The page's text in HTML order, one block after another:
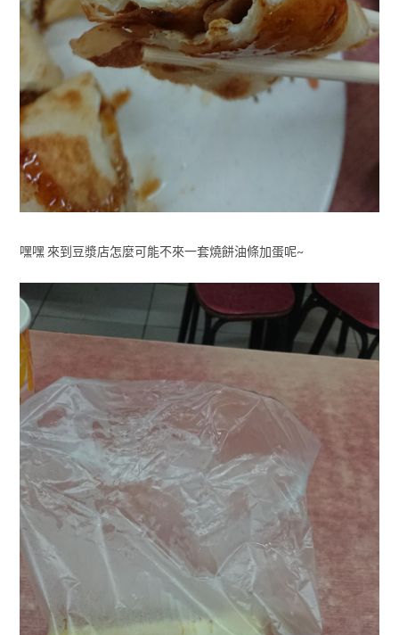
嘿嘿 來到豆漿店怎麼可能不來一套燒餅油條加蛋呢~